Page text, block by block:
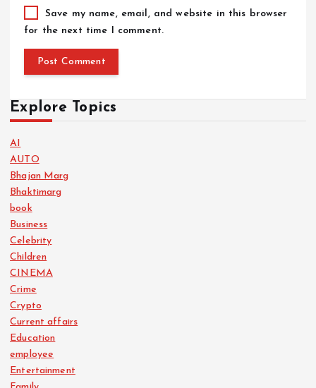
Save my name, email, and website in this browser
for the next time I comment.
Explore Topics
AI
AUTO
Bhajan Marg
Bhaktimarg
book
Business
Celebrity
Children
CINEMA
Crime
Crypto
Current affairs
Education
employee
Entertainment